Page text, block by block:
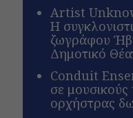
Artist
Η
ζωγράφου
Δημοτικό
Conduit
σε μουσικούς
ορχήστρας